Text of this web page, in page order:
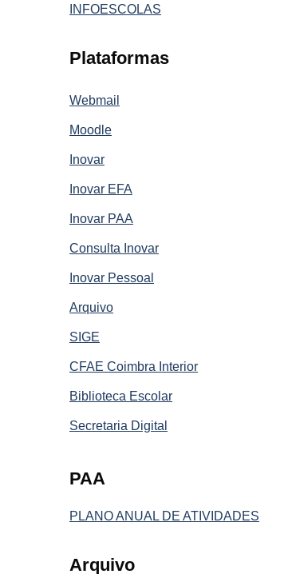
INFOESCOLAS
Plataformas
Webmail
Moodle
Inovar
Inovar EFA
Inovar PAA
Consulta Inovar
Inovar Pessoal
Arquivo
SIGE
CFAE Coimbra Interior
Biblioteca Escolar
Secretaria Digital
PAA
PLANO ANUAL DE ATIVIDADES
Arquivo